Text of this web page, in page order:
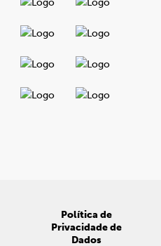
Política de
Privacidade de
Dados